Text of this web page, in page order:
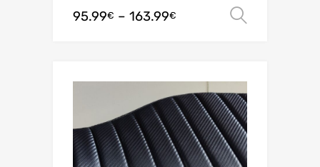
95.99€ – 163.99€